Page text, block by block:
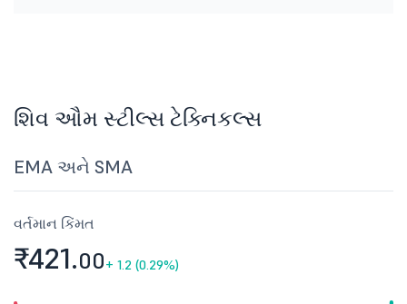
શિવ ઔમ સ્ટીલ્સ ટેક્નિકલ્સ
EMA અને SMA
વર્તમાન કિંમત
₹421.00+ 1.2 (0.29%)